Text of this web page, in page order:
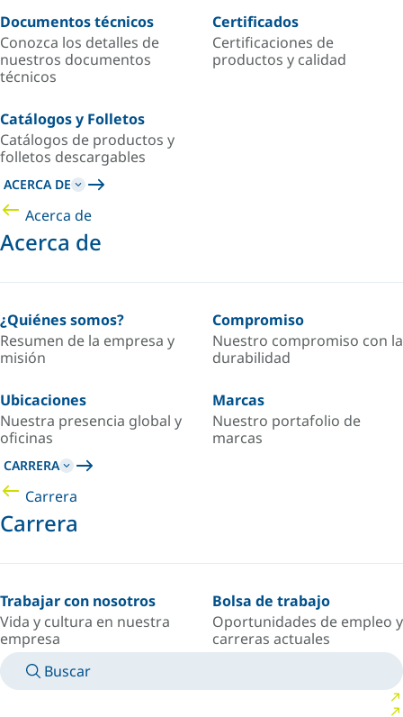
Documentos técnicos
Conozca los detalles de
nuestros documentos
técnicos
Certificados
Certificaciones de
productos y calidad
Catálogos y Folletos
Catálogos de productos y
folletos descargables
ACERCA DE
Acerca de
Acerca de
¿Quiénes somos?
Resumen de la empresa y
misión
Compromiso
Nuestro compromiso con la
durabilidad
Ubicaciones
Nuestra presencia global y
oficinas
Marcas
Nuestro portafolio de
marcas
CARRERA
Carrera
Carrera
Trabajar con nosotros
Vida y cultura en nuestra
empresa
Bolsa de trabajo
Oportunidades de empleo y
carreras actuales
Buscar